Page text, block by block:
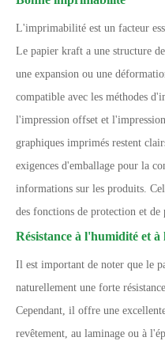
L'imprimabilité est un facteur
Le papier kraft a une structure
une expansion ou une
compatible avec les méthodes
l'impression offset et
graphiques imprimés restent
exigences d'emballage pour la
informations sur les produits.
des fonctions de protection et de
Résistance à l'humidité et à
Il est important de noter que le
naturellement une forte
Cependant, il offre une
revêtement, au laminage ou à